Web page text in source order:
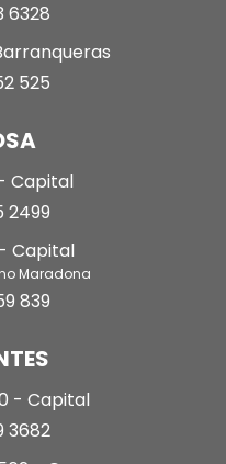
6328
525
Capital
2499
Capital
Maradona
839
- Capital
3682